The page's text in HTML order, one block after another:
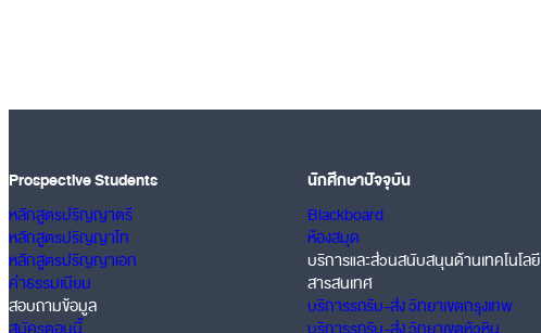
Prospective Students
หลักสูตรปริญญาตรี
หลักสูตรปริญญาโท
หลักสูตรปริญญาเอก
ค่าธรรมเนียม
สอบถามข้อมูล
นักศึกษาปัจจุบัน
Blackboard
ห้องสมุด
บริการและส่วนสนับสนุนด้านเทคโนโลยี
สารสนเทศ
บริการรถรับ-ส่ง วิทยาเขตกรุงเทพ